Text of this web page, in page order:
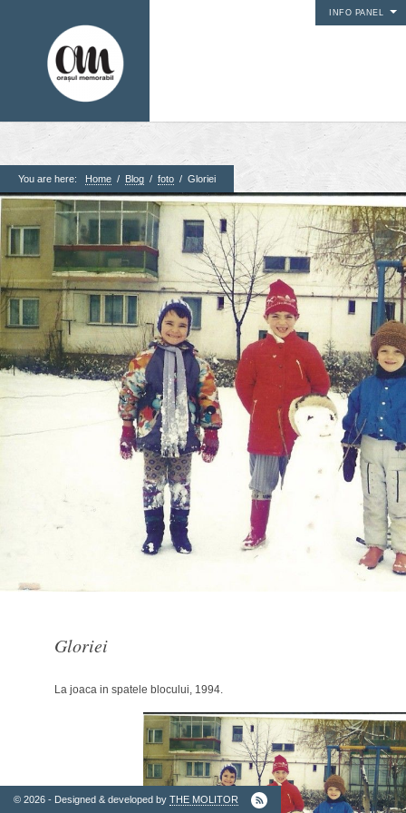
INFO PANEL
1. Pagini
Acasa
Contact
Contribuie si tu
Despre proiect
Din arhiva orasului
Editii anterioare
Panorame
© 2026 - Designed & developed by THE MOLITOR
You are here: Home / Blog / foto / Gloriei
Gloriei
La joaca in spatele blocului, 1994.